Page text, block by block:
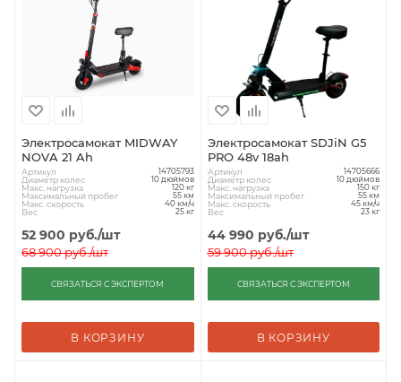
Электросамокат MIDWAY
NOVA 21 Ah
Артикул 14705793
Диаметр колес 10 дюймов
Макс. нагрузка 120 кг
Максимальный пробег 55 км
Макс. скорость 40 км/ч
Вес 25 кг
52 900 руб./шт
68 900руб./шт
СВЯЗАТЬСЯ С ЭКСПЕРТОМ
В КОРЗИНУ
Электросамокат SDJiN G5
PRO 48v 18ah
Артикул 14705666
Диаметр колес 10 дюймов
Макс. нагрузка 150 кг
Максимальный пробег 55 км
Макс. скорость 45 км/ч
Вес 23 кг
44 990 руб./шт
59 900руб./шт
СВЯЗАТЬСЯ С ЭКСПЕРТОМ
В КОРЗИНУ